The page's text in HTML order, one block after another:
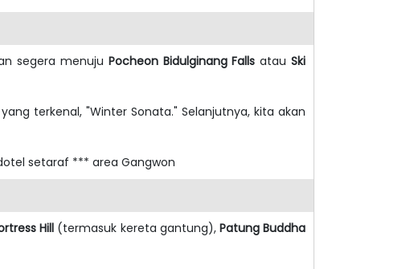
segera menuju Pocheon Bidulginang Falls atauSki
terkenal, "Winter Sonata." Selanjutnya, kita akan
setaraf *** area Gangwon
Hill (termasuk kereta gantung),Patung Buddha